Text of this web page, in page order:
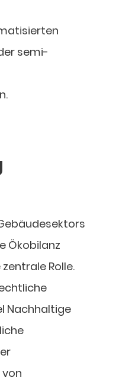
semi-
Ökobilanz
Rolle.
Nachhaltige